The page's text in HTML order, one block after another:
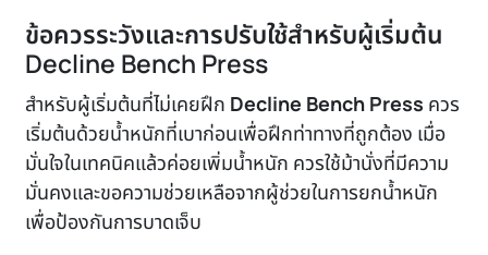
ข้อควรระวังและการปรับใช้สำหรับผู้เริ่มต้น
Decline Bench Press
สำหรับผู้เริ่มต้นที่ไม่เคยฝึก Decline Bench Press ควร
เริ่มต้นด้วยน้ำหนักที่เบาก่อนเพื่อฝึกท่าทางที่ถูกต้อง เมื่อ
มั่นใจในเทคนิคแล้วค่อยเพิ่มน้ำหนัก ควรใช้ม้านั่งที่มีความ
มั่นคงและขอความช่วยเหลือจากผู้ช่วยในการยกน้ำหนัก
เพื่อป้องกันการบาดเจ็บ